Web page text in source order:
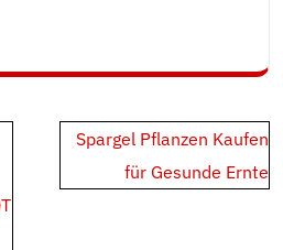
Spargel Pflanzen Kaufen
für Gesunde Ernte